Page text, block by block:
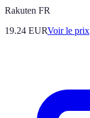
Rakuten FR
19.24 EURVoir le prix